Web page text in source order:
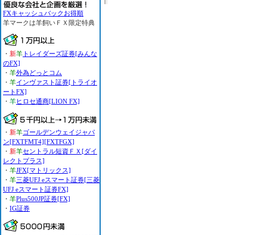
FXキャッシュバックお得順
羊マークは羊飼いＦＸ限定特典
・ 新羊 トレイダーズ証券[みんな
のFX]
・ 羊外為どっとコム
・ 羊インヴァスト証券[トライオ
ートFX]
・ 羊ヒロセ通商[LION FX]
・ 新羊ゴールデンウェイジャパ
ン[FXTFMT4][FXTFGX]
・ 新羊セントラル短資ＦＸ[ダイ
レクトプラス]
・ 羊JFX[マトリックス]
・ 羊三菱UFJ eスマート証券[三菱
UFJ eスマート証券FX]
・ 羊Plus500JP証券[FX]
・ IG証券